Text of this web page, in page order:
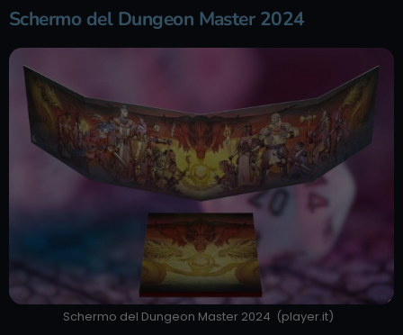
Schermo del Dungeon Master 2024
Schermo del Dungeon Master 2024 (player.it)